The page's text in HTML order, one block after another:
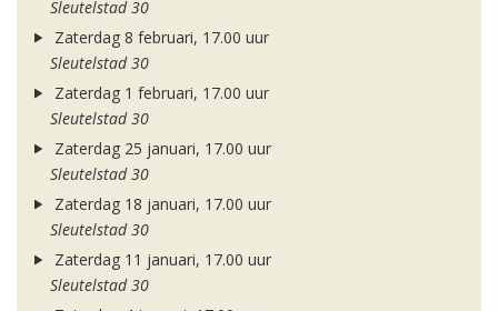
Sleutelstad 30
Zaterdag 8 februari, 17.00 uur
Sleutelstad 30
Zaterdag 1 februari, 17.00 uur
Sleutelstad 30
Zaterdag 25 januari, 17.00 uur
Sleutelstad 30
Zaterdag 18 januari, 17.00 uur
Sleutelstad 30
Zaterdag 11 januari, 17.00 uur
Sleutelstad 30